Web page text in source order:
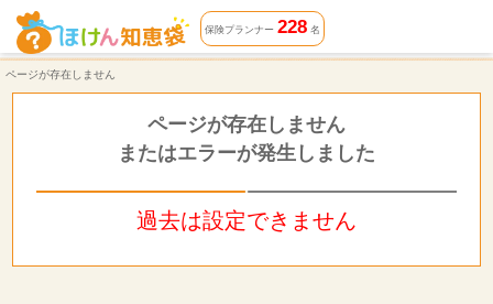
ページが存在しません | ほけん知恵袋
保険プランナー 228名
ページが存在しません
ページが存在しません
またはエラーが発生しました
過去は設定できません